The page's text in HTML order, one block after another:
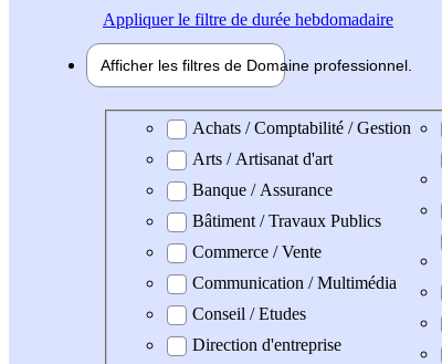
Appliquerle filtre de durée hebdomadaire
Afficher les filtres de Domaine professionnel
Domaine professionel
Achats / Comptabilité / Gestion
Arts / Artisanat d'art
Banque / Assurance
Bâtiment / Travaux Publics
Commerce / Vente
Communication / Multimédia
Conseil / Etudes
Direction d'entreprise